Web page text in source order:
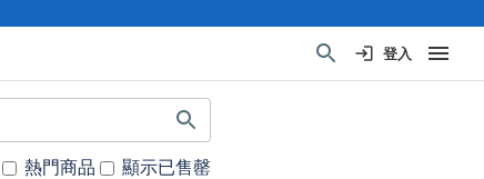
登入
熱門商品 顯示已售罄